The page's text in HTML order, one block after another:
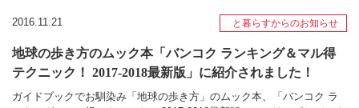
2016.11.21 と暮らすからのお知らせ
地球の歩き方のムック本「バンコク ランキング＆マル得
テクニック！ 2017-2018最新版」に紹介されました！
ガイドブックでお馴染み「地球の歩き方」のムック本、「バンコク ラ